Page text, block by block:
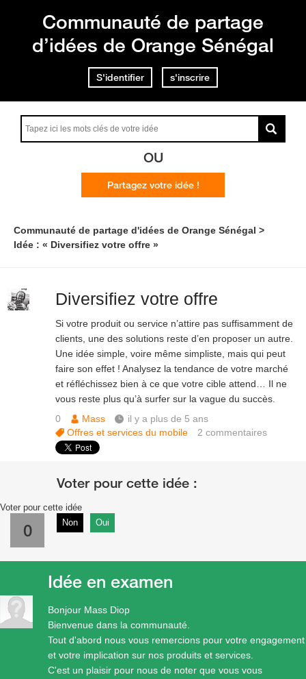
Communauté de partage
d’idées de Orange Sénégal
S'identifier s'inscrire
OU
Partagez votre idée !
Communauté de partage d'idées de Orange Sénégal
Idée : « Diversifiez votre offre »
Diversifiez votre offre
Si votre produit ou service n’attire pas suffisamment de
clients, une des solutions reste d’en proposer un autre.
Une idée simple, voire même simpliste, mais qui peut
faire son effet ! Analysez la tendance de votre marché
et réfléchissez bien à ce que votre cible attend… Il ne
vous reste plus qu’à surfer sur la vague du succès.
0
Mass
il y a plus de 5 ans
Offres et services du mobile
2commentaires
Voter pour cette idée
0 Non Oui
Bonjour Mass Diop
Bienvenue dans la communauté.
Tout d'abord nous vous remercions pour votre engagement
et votre implication sur nos produits et services.
C'est un plaisir pour nous de noter que vous vous
Idée en examen